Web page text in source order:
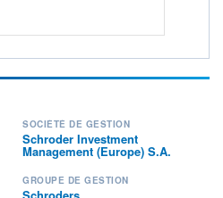
+ PORTEFEUILLE + LISTE
SOCIÉTÉ DE GESTION
Schroder Investment
Management (Europe) S.A.
GROUPE DE GESTION